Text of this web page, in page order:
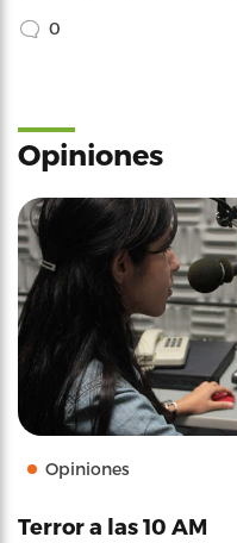
0
Opiniones
Opiniones
Terror a las 10 AM